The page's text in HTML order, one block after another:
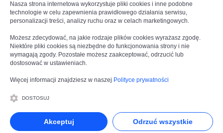
INFORMACJE
Formy Płatności
Dostawa
Zwroty
Gwarancja
POMOC
Pomoc
Regulamin
Polityka Prywatności
Dane kontaktowe
Nasza strona internetowa wykorzystuje pliki cookies i inne podobne
technologie w celu zapewnienia prawidłowego działania serwisu,
personalizacji treści, analizy ruchu oraz w celach marketingowych.
Możesz zdecydować, na jakie rodzaje plików cookies wyrażasz zgodę.
Niektóre pliki cookies są niezbędne do funkcjonowania strony i nie
wymagają zgody. Pozostałe możesz zaakceptować, odrzucić lub
dostosować w ustawieniach.
Więcej informacji znajdziesz w naszej Polityce prywatności
DOSTOSUJ
Akceptuj Odrzuć wszystkie